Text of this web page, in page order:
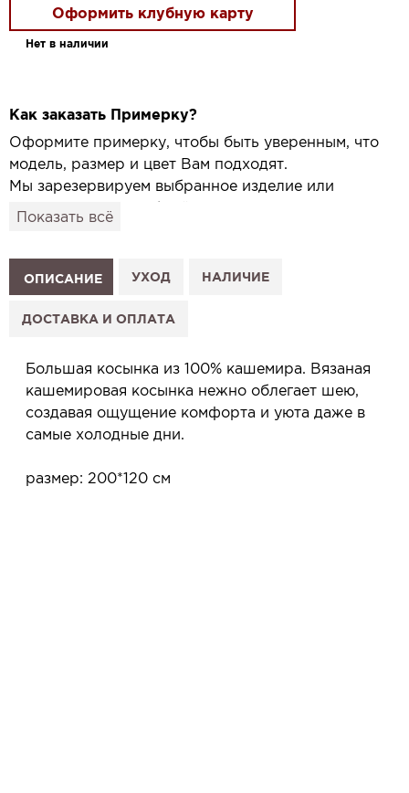
Оформить клубную карту
Нет в наличии
Как заказать Примерку?
Оформите примерку, чтобы быть уверенным, что
модель, размер и цвет Вам подходят.
Мы зарезервируем выбранное изделие или
привезём его в удобный для вас салон и
1. Выберите изделие на сайте.
2. Нажмите «Заказать примерку» и выберите салон.
3. Заполните форму и отправьте заявку.
сообщим, когда изделие будет готово к примерке.
Услуга бесплатная и ни к чему не обязывает: Вы
примеряете в салоне и уже на месте решаете,
резерв действует 5 дней.
Показать всё
ОПИСАНИЕ УХОД НАЛИЧИЕ
ДОСТАВКА И ОПЛАТА
Большая косынка из 100% кашемира. Вязаная
кашемировая косынка нежно облегает шею,
создавая ощущение комфорта и уюта даже в
самые холодные дни.
размер: 200*120 см